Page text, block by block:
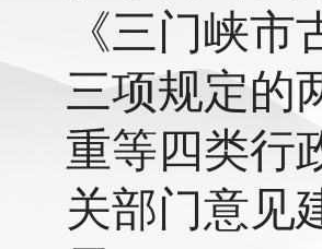
《三门峡
三项规定的
重等四类行
关部门意见